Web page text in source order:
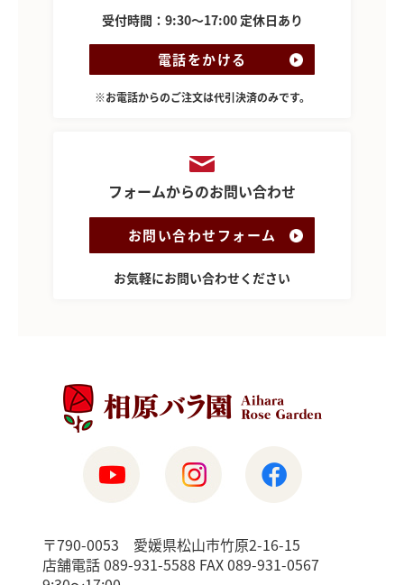
受付時間：9:30～17:00 定休日あり
電話をかける
※お電話からのご注文は代引決済のみです。
フォームからのお問い合わせ
お問い合わせフォーム
お気軽にお問い合わせください
〒790-0053 愛媛県松山市竹原2-16-15
店舗電話 089-931-5588 FAX 089-931-0567